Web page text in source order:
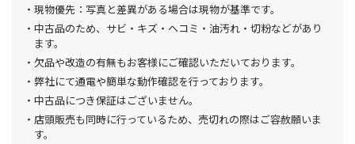
現物優先：写真と差異がある場合は現物が基準です。
中古品のため、サビ・キズ・ヘコミ・油汚れ・切粉などがあり
ます。
欠品や改造の有無もお客様にご確認いただいております。
弊社にて通電や簡単な動作確認を行っております。
中古品につき保証はございません。
店頭販売も同時に行っているため、売切れの際はご容赦願いま
す。